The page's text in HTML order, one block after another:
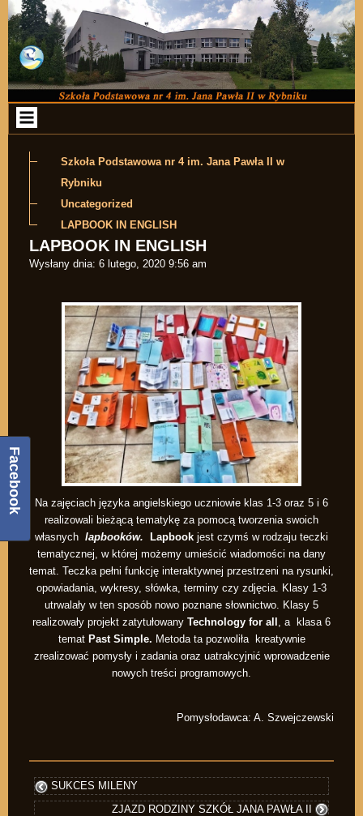
Przejdź do zawartości
Szkoła Podstawowa nr 4 im. Jana Pawła II w
Rybniku
Uncategorized
LAPBOOK IN ENGLISH
LAPBOOK IN ENGLISH
Wysłany dnia: 6 lutego, 2020 9:56 am
Na zajęciach języka angielskiego uczniowie klas 1-3 oraz 5 i 6
realizowali bieżącą tematykę za pomocą tworzenia swoich
własnych lapbooków. Lapbookjest czymś w rodzaju teczki
tematycznej, w której możemy umieścić wiadomości na dany
temat. Teczka pełni funkcję interaktywnej przestrzeni na rysunki,
opowiadania, wykresy, słówka, terminy czy zdjęcia. Klasy 1-3
utrwalały w ten sposób nowo poznane słownictwo. Klasy 5
realizowały projekt zatytułowany Technology for all , a klasa 6
temat Past Simple. Metoda ta pozwoliła kreatywnie
zrealizować pomysły i zadania oraz uatrakcyjnić wprowadzenie
nowych treści programowych.
Pomysłodawca: A. Szwejczewski
SUKCES MILENY
ZJAZD RODZINY SZKÓŁ JANA PAWŁA II
Facebook